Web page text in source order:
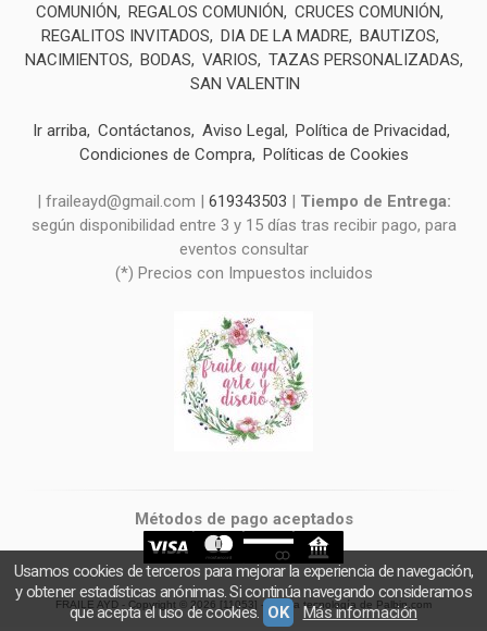
COMUNIÓN
REGALOS COMUNIÓN
CRUCES COMUNIÓN
REGALITOS INVITADOS
DIA DE LA MADRE BAUTIZOS
NACIMIENTOS
BODAS VARIOS
TAZAS PERSONALIZADAS
SAN VALENTIN
Ir arriba Contáctanos Aviso Legal
Política de Privacidad
Condiciones de Compra Políticas de Cookies
| fraileayd@gmail.com | 619343503 | Tiempo de Entrega:
según disponibilidad entre 3 y 15 días tras recibir pago, para
eventos consultar
(*) Precios con Impuestos incluidos
Métodos de pago aceptados
FRAILE AYD - Copyright © 2026 [11053] - Con la tecnología de Palbin.com
Usamos cookies de terceros para mejorar la experiencia de navegación,
y obtener estadísticas anónimas. Si continúa navegando consideramos
que acepta el uso de cookies. OK Más información